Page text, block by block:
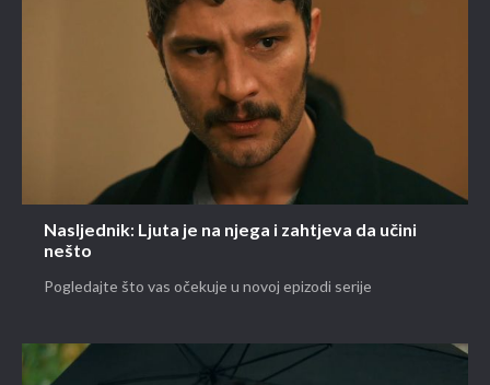
Nasljednik: Ljuta je na njega i zahtjeva da učini
nešto
Pogledajte što vas očekuje u novoj epizodi serije